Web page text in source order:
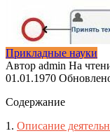
Прикладные науки
Автор admin На
01.01.1970
Содержание
1. Описание